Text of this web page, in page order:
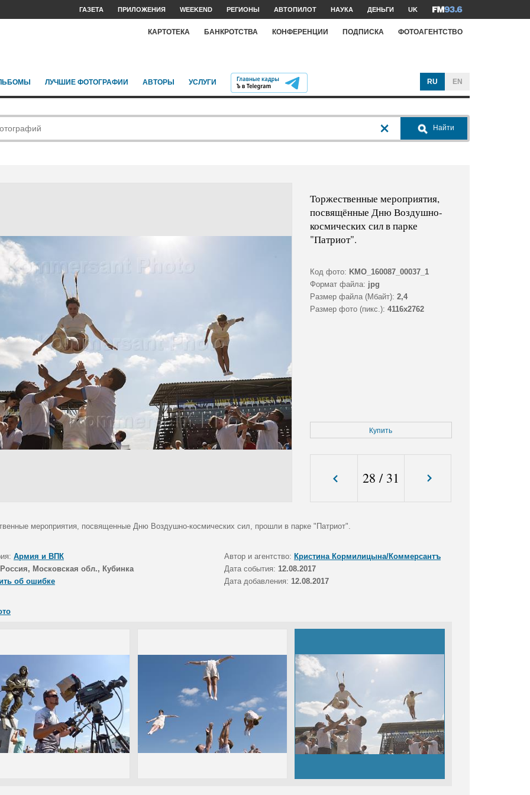
ГАЗЕТА ПРИЛОЖЕНИЯ WEEKEND РЕГИОНЫ АВТОПИЛОТ НАУКА ДЕНЬГИ UK
КАРТОТЕКА БАНКРОТСТВА КОНФЕРЕНЦИИ ПОДПИСКА ФОТОАГЕНТСТВО
ЛУЧШИЕ ФОТОГРАФИИ АВТОРЫ УСЛУГИ RU EN
Найти
Торжественные мероприятия,
посвящённые Дню Воздушно-
космических сил в парке
"Патриот".
Код фото: KMO_160087_00037_1
Формат файла: jpg
Размер файла (Мбайт): 2,4
Размер фото (пикс.): 4116x2762
Купить
28 / 31
мероприятия, посвященные Дню Воздушно-космических сил, прошли в парке "Патриот".
Армия и ВПК Автор и агентство: Кристина Кормилицына/Коммерсантъ
Россия, Московская обл., Кубинка Дата события: 12.08.2017
об ошибке
Дата добавления: 12.08.2017